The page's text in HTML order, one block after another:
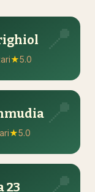
★5.0
📍
★5.0
📍
23